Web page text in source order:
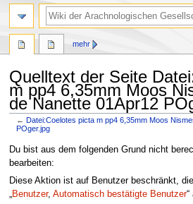
Quelltext der Seite
m pp4 6,35mm Moos
de Nanette 01Apr12
←Datei:Coelotes picta m pp4 6,35mm Moos
POger.jpg
Zur
Navigation
springen
Zur
Suche
springen
Du bist aus dem folgenden Grund nicht
bearbeiten:
Diese Aktion ist auf Benutzer beschränkt,
„Benutzer, Automatisch bestätigte Benutzer“
mehr